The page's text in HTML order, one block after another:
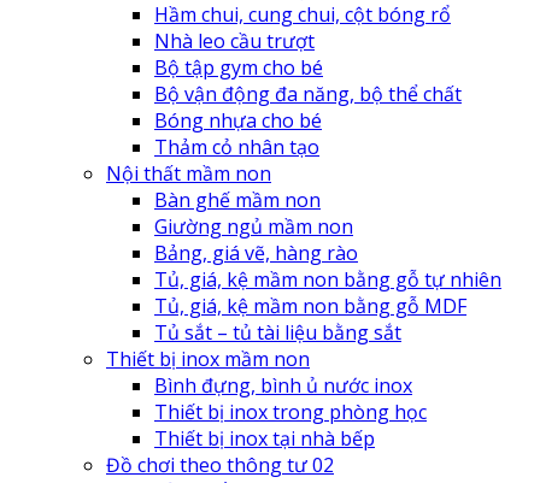
Hầm chui, cung chui, cột bóng rổ
Nhà leo cầu trượt
Bộ tập gym cho bé
Bộ vận động đa năng, bộ thể chất
Bóng nhựa cho bé
Thảm cỏ nhân tạo
Nội thất mầm non
Bàn ghế mầm non
Giường ngủ mầm non
Bảng, giá vẽ, hàng rào
Tủ, giá, kệ mầm non bằng gỗ tự nhiên
Tủ, giá, kệ mầm non bằng gỗ MDF
Tủ sắt – tủ tài liệu bằng sắt
Thiết bị inox mầm non
Bình đựng, bình ủ nước inox
Thiết bị inox trong phòng học
Thiết bị inox tại nhà bếp
Đồ chơi theo thông tư 02